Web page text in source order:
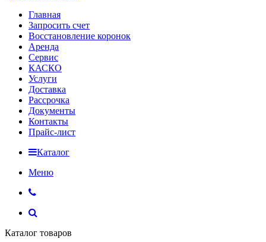
Главная
Запросить счет
Восстановление коронок
Аренда
Сервис
КАСКО
Услуги
Доставка
Рассрочка
Документы
Контакты
Прайс-лист
Каталог
Меню
Каталог товаров